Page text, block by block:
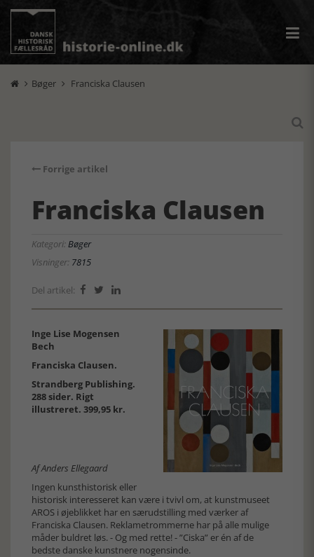
 Bøger  Franciska Clausen

Forrige artikel
Franciska Clausen
Kategori:Bøger
Visninger: 7815
Del artikel:   
Inge Lise Mogensen
Bech
Franciska Clausen.
Strandberg Publishing.
288 sider. Rigt
illustreret. 399,95 kr.
Af Anders Ellegaard
Ingen kunsthistorisk eller
historisk interesseret kan være i tvivl om, at kunstmuseet
AROS i øjeblikket har en særudstilling med værker af
Franciska Clausen. Reklametrommerne har på alle mulige
måder buldret løs. - Og med rette! - ”Ciska” er én af de
bedste danske kunstnere nogensinde.